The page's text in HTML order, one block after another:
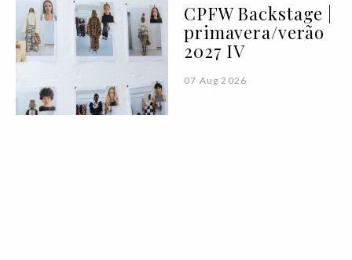
CPFW Backstage |
primavera/verão
2027 IV
07 Aug 2026